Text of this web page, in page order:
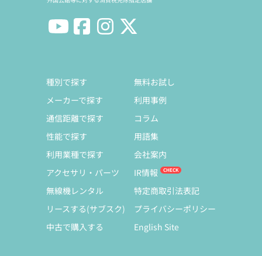
種別で探す
メーカーで探す
通信距離で探す
性能で探す
利用業種で探す
アクセサリ・パーツ
無線機レンタル
リースする(サブスク)
中古で購入する
無料お試し
利用事例
コラム
用語集
会社案内
IR情報
特定商取引法表記
プライバシーポリシー
English Site